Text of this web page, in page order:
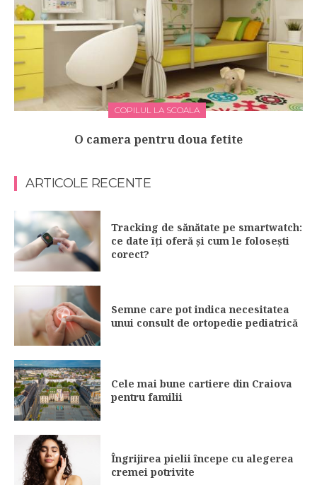
COPILUL LA SCOALA
O camera pentru doua fetite
ARTICOLE RECENTE
Tracking de sănătate pe smartwatch:
ce date îți oferă și cum le folosești
corect?
Semne care pot indica necesitatea
unui consult de ortopedie pediatrică
Cele mai bune cartiere din Craiova
pentru familii
Îngrijirea pielii începe cu alegerea
cremei potrivite